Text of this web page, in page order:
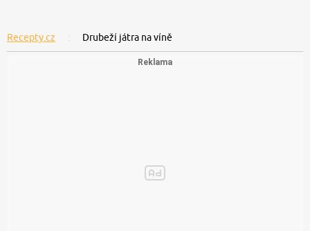
Recepty.cz Drubeží játra na víně